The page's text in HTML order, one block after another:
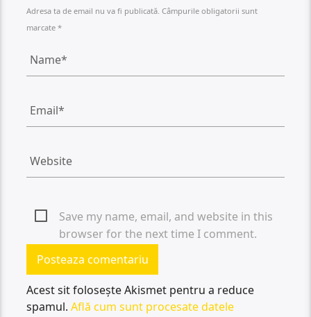
Adresa ta de email nu va fi publicată. Câmpurile obligatorii sunt
marcate *
Save my name, email, and website in this
browser for the next time I comment.
Acest sit folosește Akismet pentru a reduce
spamul.Află cum sunt procesate datele